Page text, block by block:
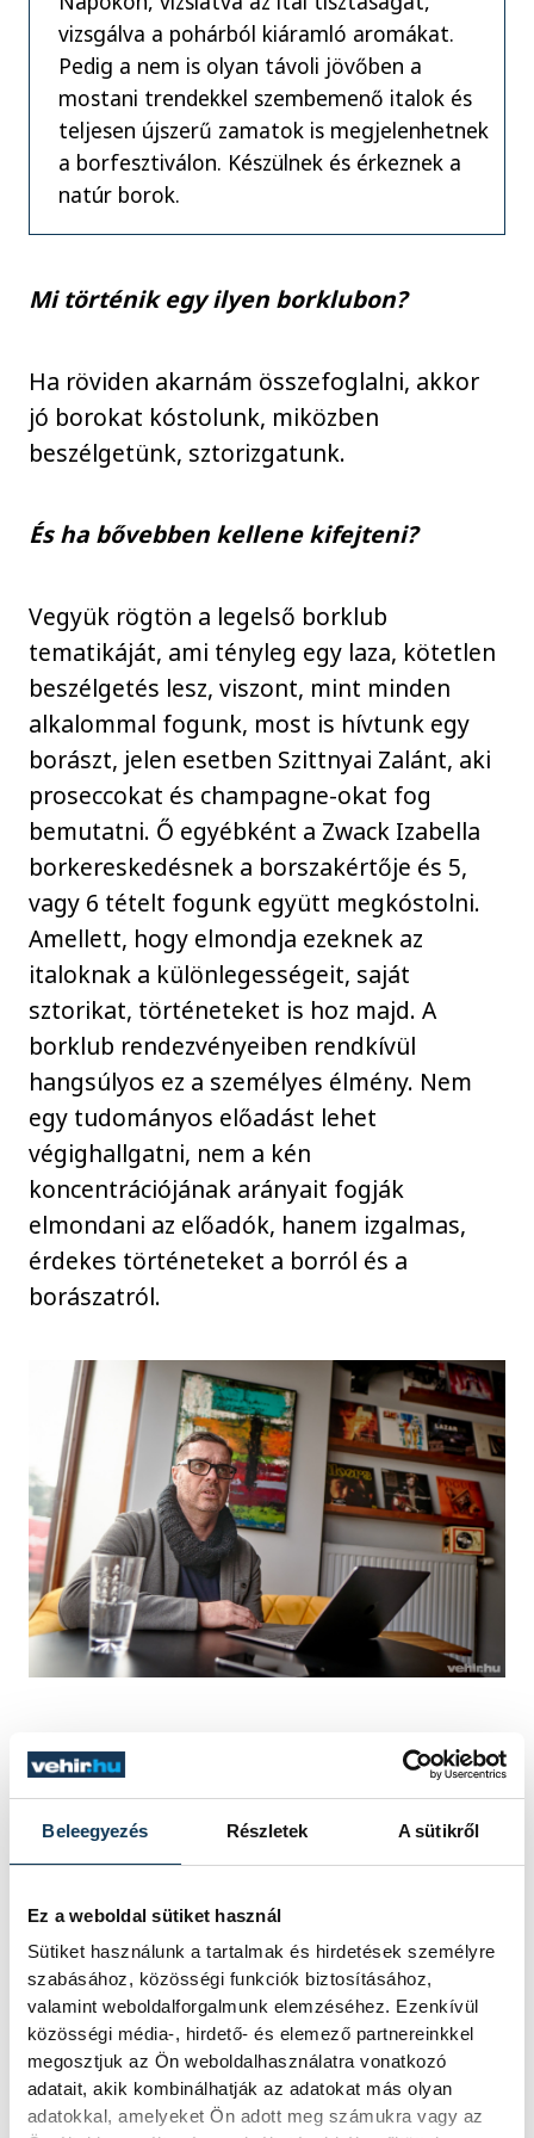
Beleegyezés Részletek A sütikről
Ez a weboldal sütiket használ
Sütiket használunk a tartalmak és hirdetések személyre
szabásához, közösségi funkciók biztosításához,
valamint weboldalforgalmunk elemzéséhez. Ezenkívül
közösségi média-, hirdető- és elemező partnereinkkel
megosztjuk az Ön weboldalhasználatra vonatkozó
adatait, akik kombinálhatják az adatokat más olyan
adatokkal, amelyeket Ön adott meg számukra vagy az
vizsgálva a pohárból kiáramló aromákat.
Pedig a nem is olyan távoli jövőben a
mostani trendekkel szembemenő italok és
teljesen újszerű zamatok is megjelenhetnek
a borfesztiválon. Készülnek és érkeznek a
natúr borok.
Mi történik egy ilyen borklubon?
Ha röviden akarnám összefoglalni, akkor
jó borokat kóstolunk, miközben
beszélgetünk, sztorizgatunk.
És ha bővebben kellene kifejteni?
Vegyük rögtön a legelső borklub
tematikáját, ami tényleg egy laza, kötetlen
beszélgetés lesz, viszont, mint minden
alkalommal fogunk, most is hívtunk egy
borászt, jelen esetben Szittnyai Zalánt, aki
proseccokat és champagne-okat fog
bemutatni. Ő egyébként a Zwack Izabella
borkereskedésnek a borszakértője és 5,
vagy 6 tételt fogunk együtt megkóstolni.
Amellett, hogy elmondja ezeknek az
italoknak a különlegességeit, saját
sztorikat, történeteket is hoz majd. A
borklub rendezvényeiben rendkívül
hangsúlyos ez a személyes élmény. Nem
egy tudományos előadást lehet
végighallgatni, nem a kén
koncentrációjának arányait fogják
elmondani az előadók, hanem izgalmas,
érdekes történeteket a borról és a
borászatról.
Későbbiekben kik folytatják ezt a
sorozatot?
Kétheti rendszerességgel tervezünk
hogy eljön Veszprémbe a következő
hetekben, Csetvei Kriszta, Galán Géza, de
már a többi időpontra is szervezzük a
vendégeket. Egyébként az első két
alkalomra rövid idő alatt elfogyott minden
hely, látszik, hogy a veszprémieknek van